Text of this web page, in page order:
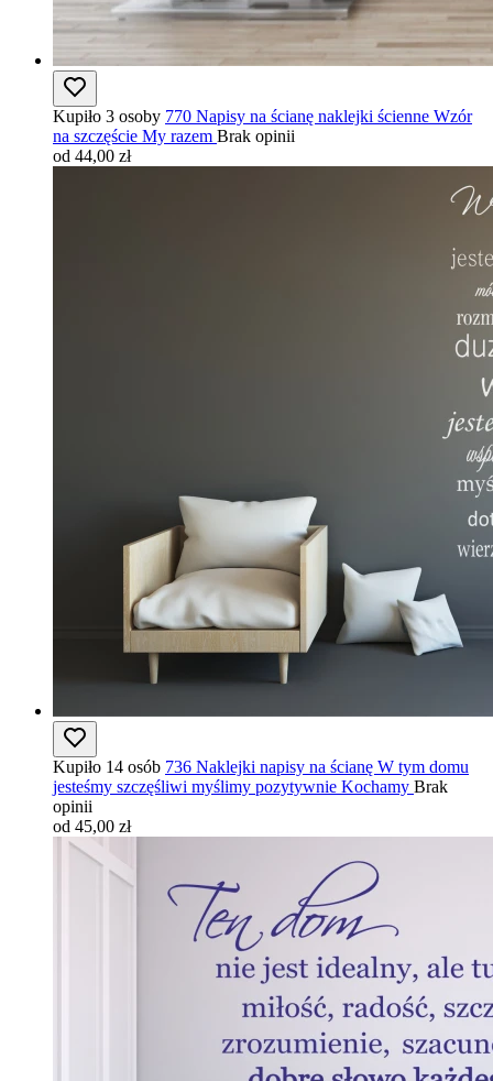
Kupiło 3 osoby 770 Napisy na ścianę naklejki ścienne Wzór
na szczęście My razem Brak opinii
od 44,00 zł
Kupiło 14 osób 736 Naklejki napisy na ścianę W tym domu
jesteśmy szczęśliwi myślimy pozytywnie Kochamy Brak
opinii
od 45,00 zł